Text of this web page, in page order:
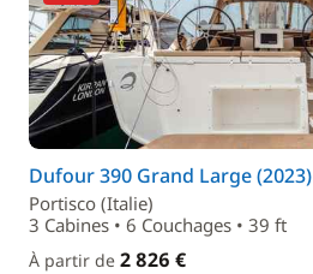
Dufour 390 Grand Large (2023)
Portisco (Italie)
3 Cabines • 6 Couchages • 39 ft
À partir de 2 826 €